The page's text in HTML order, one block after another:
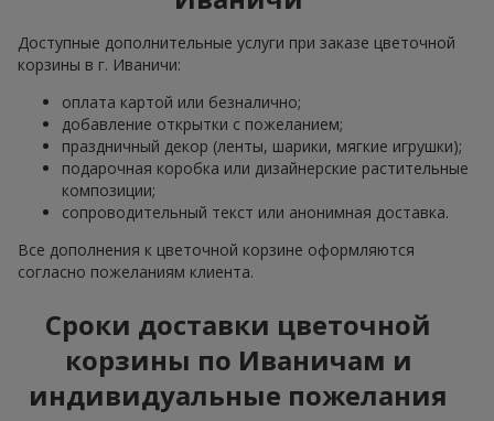
Доступные дополнительные услуги при заказе цветочной
корзины в г. Иваничи:
оплата картой или безналично;
добавление открытки с пожеланием;
праздничный декор (ленты, шарики, мягкие игрушки);
подарочная коробка или дизайнерские растительные
композиции;
сопроводительный текст или анонимная доставка.
Все дополнения к цветочной корзине оформляются
согласно пожеланиям клиента.
Сроки доставки цветочной
корзины по Иваничам и
индивидуальные пожелания